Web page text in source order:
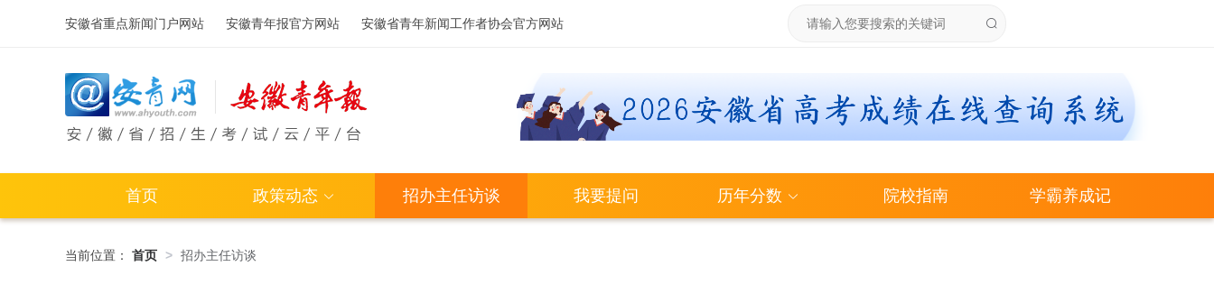
安徽省重点新闻门户网站 安徽青年报官方网站 安徽省青年新闻工作者协会官方网站
首页 政策动态 招办主任访谈 我要提问 历年分数 院校指南 学霸养成记
当前位置： 首页 > 招办主任访谈